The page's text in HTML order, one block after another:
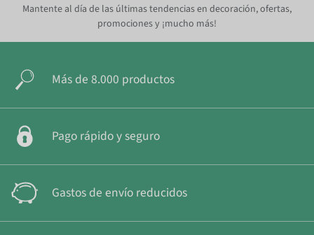
Mantente al día de las últimas tendencias en decoración, ofertas,
promociones y ¡mucho más!
Más de 8.000 productos
Pago rápido y seguro
Gastos de envío reducidos